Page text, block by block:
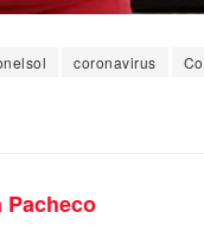
coronavirus
Pacheco